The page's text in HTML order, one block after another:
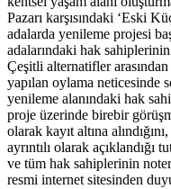
Pazarı karşısındaki ‘Eski
adalarda yenileme projesi
adalarındaki hak
Çeşitli alternatifler
yapılan oylama neticesinde
yenileme alanındaki hak
proje üzerinde birebir
olarak kayıt altına
ayrıntılı olarak açıklandığı
ve tüm hak sahiplerinin
resmi internet sitesinden